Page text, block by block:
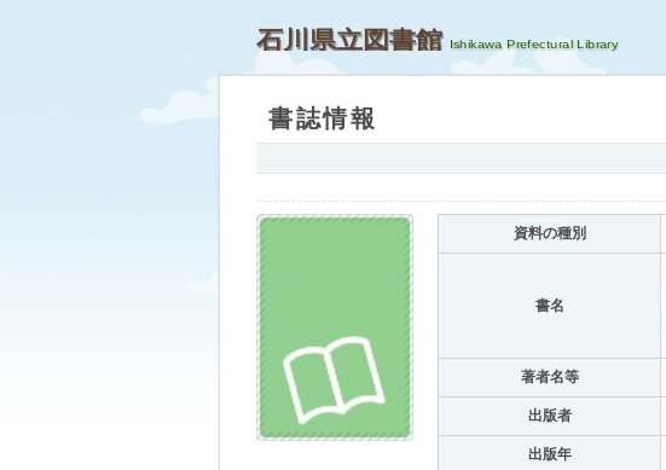
石川県立図書館
書誌情報
資料の種別
書名
著者名等
出版者
出版年